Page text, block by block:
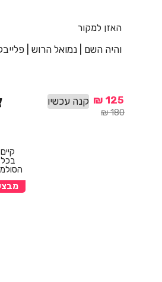
האזן למקור
והיה השם | נמואל הרוש |
₪180
₪ 125 קנה עכשיו
קיים
בכל